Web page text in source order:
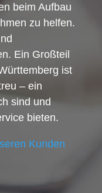
beim Aufbau
zu helfen.
Ein Großteil
ist
– ein
sind und
bieten.
Kunden